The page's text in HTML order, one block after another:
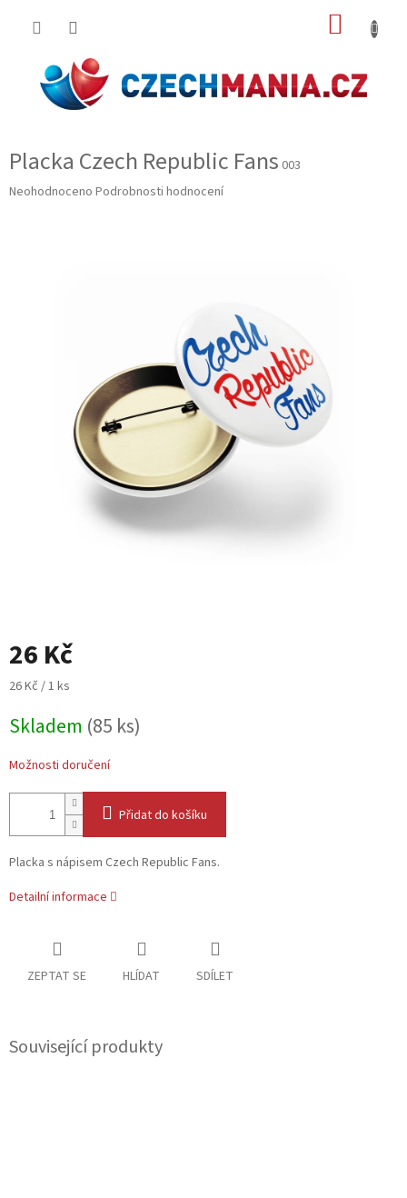
Placka Czech Republic Fans 003
Průměrné
Neohodnoceno Podrobnosti hodnocení
26 Kč
Měrná
26 Kč / 1 ks
Skladem (85 ks)
Možnosti doručení
Přidat do košíku
Placka s nápisem Czech Republic Fans.
Detailní informace
ZEPTAT SE HLÍDAT SDÍLET
Související produkty